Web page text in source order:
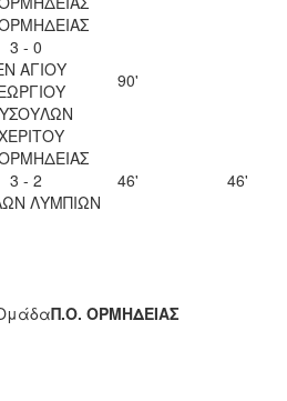
3 - 0
ΑΓΙΟΥ
90'
3 - 2
ΛΥΜΠΙΩΝ
46' 46'
Π.Ο. ΟΡΜΗΔΕΙΑΣ